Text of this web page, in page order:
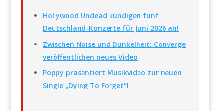
Hollywood Undead kündigen fünf
Deutschland-Konzerte für Juni 2026 an!
Zwischen Noise und Dunkelheit: Converge
veröffentlichen neues Video
Poppy präsentiert Musikvideo zur neuen
Single „Dying To Forget“!